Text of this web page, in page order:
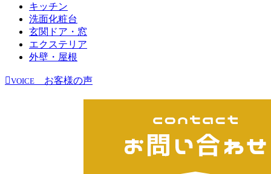
キッチン
洗面化粧台
玄関ドア・窓
エクステリア
外壁・屋根
VOICE お客様の声